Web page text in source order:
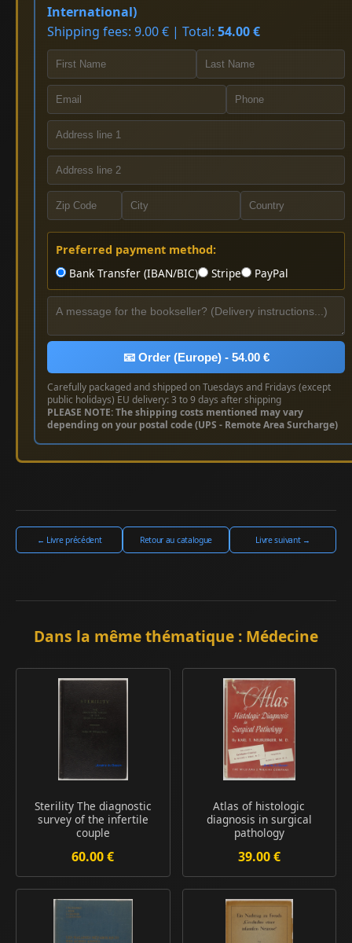
International)
Shipping fees: 9.00 € | Total: 54.00 €
Preferred payment method:
Bank Transfer (IBAN/BIC)
Stripe PayPal
📧 Order (Europe) - 54.00 €
Carefully packaged and shipped on Tuesdays and Fridays (except
public holidays) EU delivery: 3 to 9 days after shipping
PLEASE NOTE: The shipping costs mentioned may vary
depending on your postal code (UPS - Remote Area Surcharge)
← Livre précédent Retour au catalogue Livre suivant →
Dans la même thématique : Médecine
Sterility The diagnostic
survey of the infertile
couple
60.00 €
Atlas of histologic
diagnosis in surgical
pathology
39.00 €